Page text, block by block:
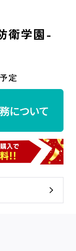
衛学園-
定